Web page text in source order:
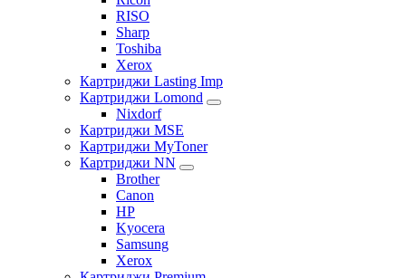
RISO
Sharp
Toshiba
Xerox
Картриджи Lasting Imp
Картриджи Lomond
Nixdorf
Картриджи MSE
Картриджи MyToner
Картриджи NN
Brother
Canon
HP
Kyocera
Samsung
Xerox